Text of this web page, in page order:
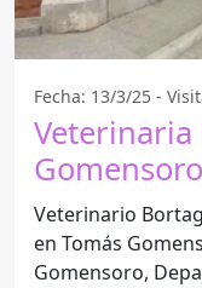
Fecha: 13/3/25 -
Veterinaria
Gomensoro
Veterinario
en Tomás Gomensoro En el corazón
Gomensoro,